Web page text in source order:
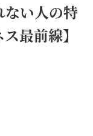
ない人の特
最前線】